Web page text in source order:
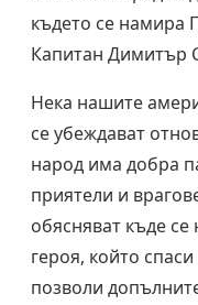
където се намира
Капитан Димитър
Нека нашите
се убеждават
народ има добра
приятели и
обясняват къде
героя, който
позволи